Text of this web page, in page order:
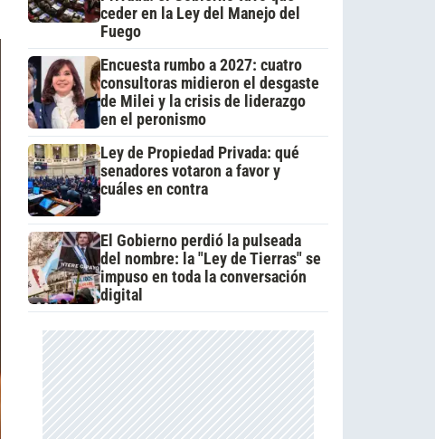
ceder en la Ley del Manejo del
Fuego
Encuesta rumbo a 2027: cuatro
consultoras midieron el desgaste
de Milei y la crisis de liderazgo
en el peronismo
Ley de Propiedad Privada: qué
senadores votaron a favor y
cuáles en contra
El Gobierno perdió la pulseada
del nombre: la "Ley de Tierras" se
impuso en toda la conversación
digital